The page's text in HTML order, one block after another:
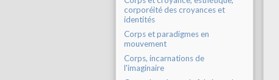
corporéité des croyances et
identités
Corps et paradigmes en
mouvement
Corps, incarnations de
l'imaginaire